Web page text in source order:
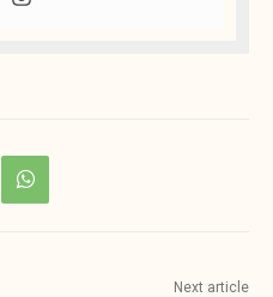
Next article